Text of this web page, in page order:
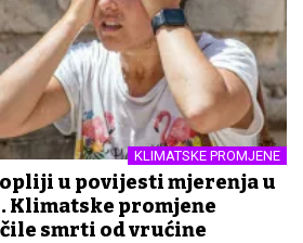
KLIMATSKE PROMJENE
u povijesti mjerenja u
Klimatske promjene
smrti od vrućine